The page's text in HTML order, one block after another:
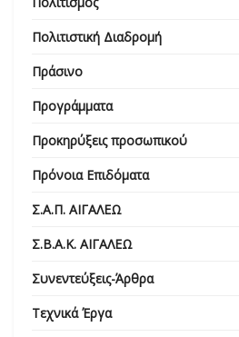
Πολιτιστική Διαδρομή
Πράσινο
Προγράμματα
Προκηρύξεις προσωπικού
Πρόνοια Επιδόματα
Σ.Α.Π. ΑΙΓΑΛΕΩ
Σ.Β.Α.Κ. ΑΙΓΑΛΕΩ
Συνεντεύξεις-Άρθρα
Τεχνικά Έργα